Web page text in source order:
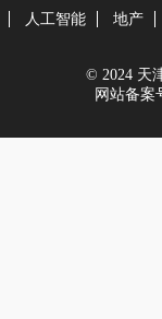
人工智能 地产
© 2024 天
网站备案